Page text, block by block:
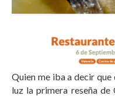
Quien me iba a decir que
luz la primera reseña